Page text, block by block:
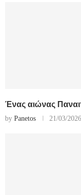
Ένας αιώνας
by Panetos 21/03/